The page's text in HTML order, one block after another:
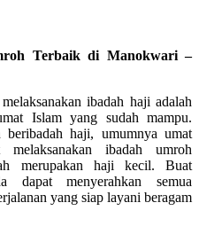
Terbaik di Manokwari –
ibadah haji adalah
Islam yang sudah mampu.
haji, umumnya umat
ibadah umroh
merupakan haji kecil. Buat
dapat menyerahkan semua
yang siap layani beragam